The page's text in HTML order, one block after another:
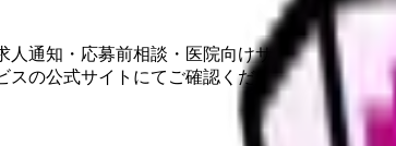
人通知・応募前相談・医院向けサービスへの
の公式サイトにてご確認ください。